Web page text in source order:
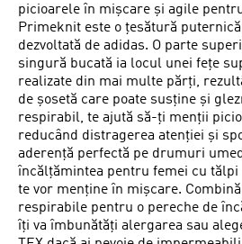
picioarele în mișcare și agile
Primeknit este o țesătură
dezvoltată de adidas. O parte
singură bucată ia locul unei fețe
realizate din mai multe părți,
de șosetă care poate susține și
respirabil, te ajută să-ți menții
reducând distragerea atenției și
aderență perfectă pe drumuri
încălțămintea pentru femei cu tălpi
te vor menține în mișcare.
respirabile pentru o pereche de
îți va îmbunătăți alergarea sau